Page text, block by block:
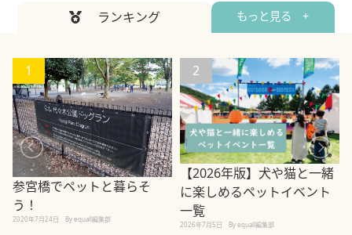
ランキング もっと見る +
1
参宮橋でペットと暮らそ
う！
2020年7月24日 By equall編集部
2
【2026年版】犬や猫と一緒
に楽しめるペットイベント
一覧
2026年7月5日 By equall編集部